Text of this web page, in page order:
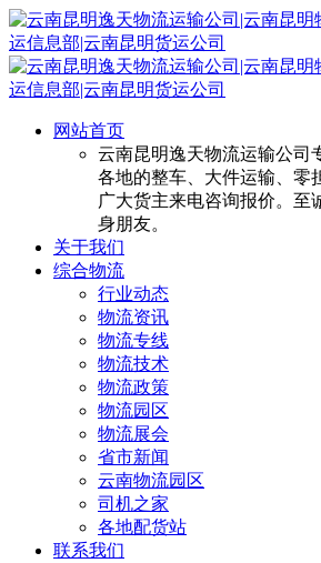
网站首页
云南昆明逸天物流运输公司
各地的整车、大件运输、零
广大货主来电咨询报价。至
身朋友。
关于我们
综合物流
行业动态
物流资讯
物流专线
物流技术
物流政策
物流园区
物流展会
省市新闻
云南物流园区
司机之家
各地配货站
联系我们